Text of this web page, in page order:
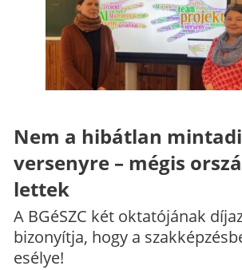
Nem a hibátlan
versenyre – mégis
lettek
A BGéSZC két oktatójának
bizonyítja, hogy a
esélye!